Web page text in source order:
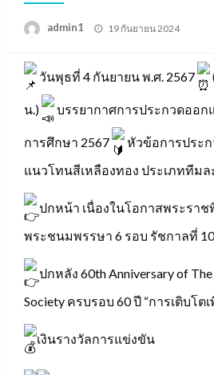
admin1
Posted
19 กันยายน 2024
วันพุธที่ 4 กันยายน พ.ศ. 2567
น.) บรรยากาศการประกวดออ
การศึกษา 2567
หัวข้อการประ
แนวโทนสีเหลืองทอง ประเภททีมล
ปกหน้า เนื่องในโอกาสพระรา
พระชนมพรรษา 6 รอบ รัชกาลที่ 10
ปกหลัง 60th Anniversary of
Society ครบรอบ 60 ปี “การเติบโ
เงินรางวัลการแข่งขัน